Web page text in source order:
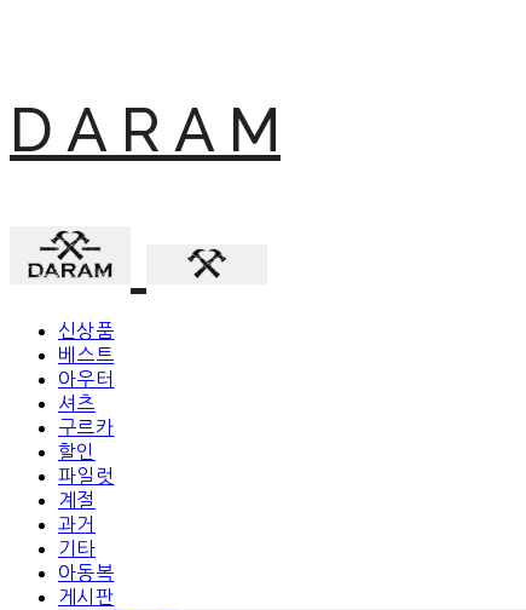
D A R A M
신상품
베스트
아우터
셔츠
구르카
할인
파일럿
계절
과거
기타
아동복
게시판